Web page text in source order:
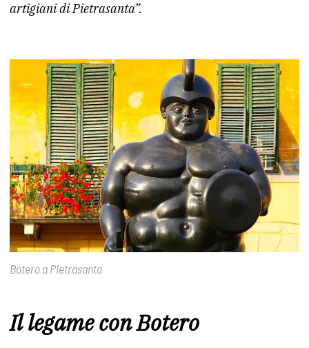
artigiani di Pietrasanta”.
Botero a Pietrasanta
Il legame con Botero